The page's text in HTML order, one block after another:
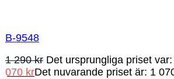
B-9548
1 290kr Det ursprungliga priset
070 krDet nuvarande priset är: 1